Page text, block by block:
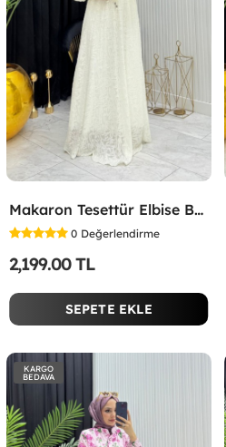
Makaron Tesettür Elbise Beyaz Beyaz
0 Değerlendirme
2,199.00 TL
SEPETE EKLE
KARGO
BEDAVA